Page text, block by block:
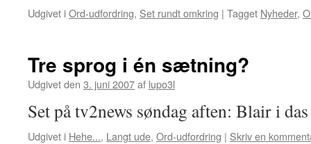
Udgivet iOrd-udfordring, Set rundt omkring | Tagget Nyheder,
Tre sprog i én sætning?
Udgivet den 3. juni 2007af lupo3l
Set på tv2news søndag aften: Blair i
Udgivet i Hehe..., Langt ude, Ord-udfordring | Skriv en